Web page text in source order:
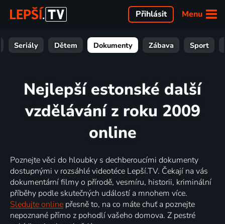
Menu
Přihlásit
Seriály Dětem Dokumenty Zábava Sport
Nejlepší estonské další
vzdělávání z roku 2009
online
Poznejte věci do hloubky s dechberoucími dokumenty
dostupnými v rozsáhlé videotéce Lepší.TV. Čekají na vás
dokumentární filmy o přírodě, vesmíru, historii, kriminální
příběhy podle skutečných událostí a mnohem více.
Sledujte online přesně to, na co máte chuť a poznejte
nepoznané přímo z pohodlí vašeho domova. Z pestré